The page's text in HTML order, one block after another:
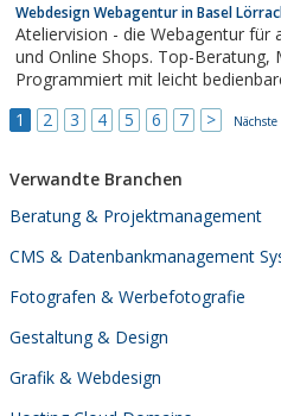
Webdesign Webagentur in Basel
Ateliervision - die Webagentur für
und Online Shops. Top-Beratung, Mitbewerberanalyse,
Programmiert mit leicht
Internet zeigen wir nicht nur den
1 2 3 4 5 6 7 > Nächste
Verwandte Branchen
Beratung & Projektmanagement
CMS & Datenbankmanagement
Fotografen & Werbefotografie
Gestaltung & Design
Grafik & Webdesign